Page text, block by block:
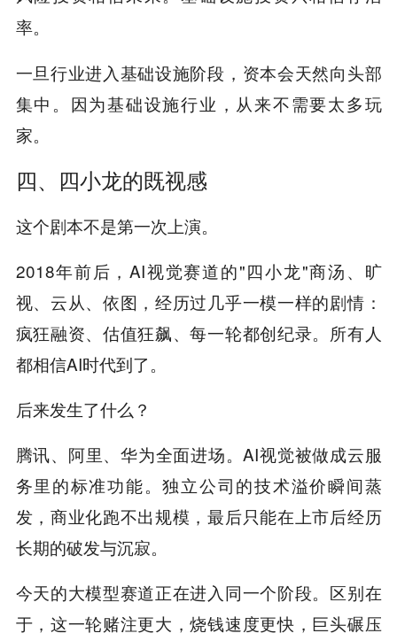
率。
一旦行业进入基础设施阶段，资本会天然向头部
集中。因为基础设施行业，从来不需要太多玩
家。
四、四小龙的既视感
这个剧本不是第一次上演。
2018年前后，AI视觉赛道的"四小龙"商汤、旷
视、云从、依图，经历过几乎一模一样的剧情：
疯狂融资、估值狂飙、每一轮都创纪录。所有人
都相信AI时代到了。
后来发生了什么？
腾讯、阿里、华为全面进场。AI视觉被做成云服
务里的标准功能。独立公司的技术溢价瞬间蒸
发，商业化跑不出规模，最后只能在上市后经历
长期的破发与沉寂。
今天的大模型赛道正在进入同一个阶段。区别在
于，这一轮赌注更大，烧钱速度更快，巨头碾压